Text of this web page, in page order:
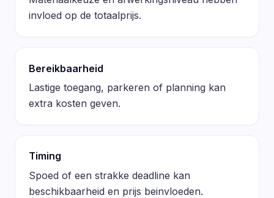
invloed op de totaalprijs.
Bereikbaarheid
Lastige toegang, parkeren of planning kan
extra kosten geven.
Timing
Spoed of een strakke deadline kan
beschikbaarheid en prijs beinvloeden.